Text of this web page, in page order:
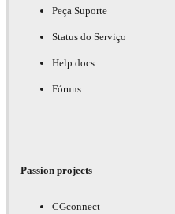
Peça Suporte
Status do Serviço
Help docs
Fóruns
Passion projects
CGconnect